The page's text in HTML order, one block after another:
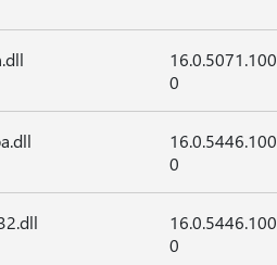
16.0.5071.100
0
16.0.5446.100
0
16.0.5446.100
0